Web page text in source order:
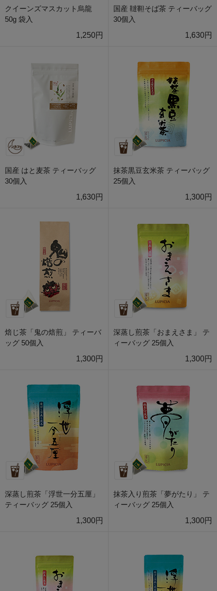
クイーンズマスカット烏龍
50g 袋入
1,250円
国産 韃靼そば茶 ティーバッグ
30個入
1,630円
国産 はと麦茶 ティーバッグ
30個入
1,630円
抹茶黒豆玄米茶 ティーバッグ
25個入
1,300円
焙じ茶「鬼の焙煎」 ティーバ
ッグ 50個入
1,300円
深蒸し煎茶「おまえさま」 テ
ィーバッグ 25個入
1,300円
深蒸し煎茶「浮世一分五厘」
ティーバッグ 25個入
1,300円
抹茶入り煎茶「夢がたり」 テ
ィーバッグ 25個入
1,300円